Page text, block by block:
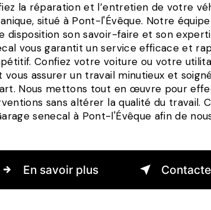
la réparation et l’entretien de votre
situé à Pont-l'Évêque. Notre
disposition son savoir-faire et son
vous garantit un service efficace et
Confiez votre voiture ou votre
vous assurer un travail minutieux et
Nous mettons tout en œuvre pour
sans altérer la qualité du travail.
senecal à Pont-l'Évêque afin de
En savoir plus